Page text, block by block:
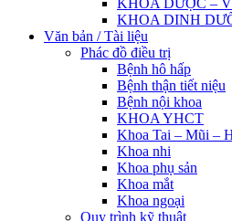
KHOA DƯỢC –
KHOA DINH
Văn bản / Tài liệu
Phác đồ điều trị
Bệnh hô hấp
Bệnh thận tiết niệu
Bệnh nội khoa
KHOA YHCT
Khoa Tai – Mũi –
Khoa nhi
Khoa phụ sản
Khoa mắt
Khoa ngoại
Quy trình kỹ thuật